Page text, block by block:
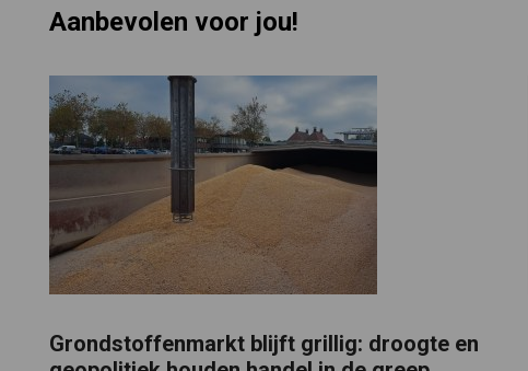
Aanbevolen voor jou!
Grondstoffenmarkt blijft grillig: droogte en